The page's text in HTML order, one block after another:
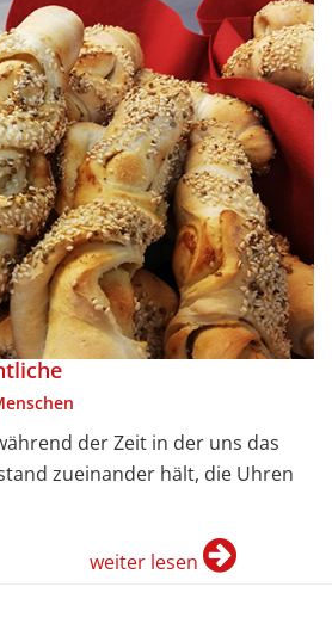
der Zeit in der uns das
zueinander hält, die Uhren
weiter lesen